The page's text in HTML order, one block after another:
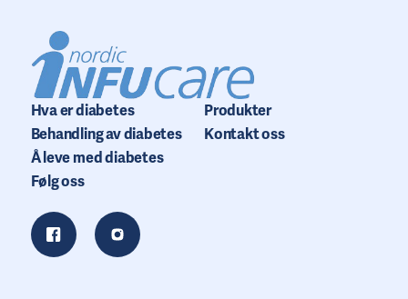
Hva er diabetes
Behandling av diabetes
Å leve med diabetes
Produkter
Kontakt oss
Følg oss